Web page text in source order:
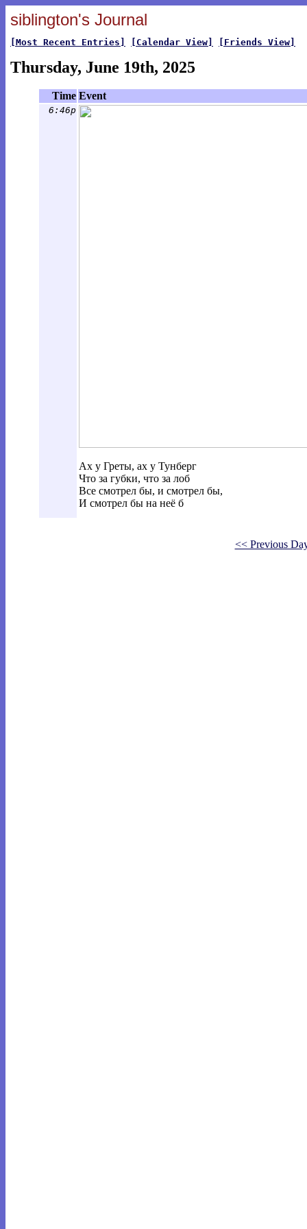
siblington's Journal
[Most Recent Entries] [Calendar View] [Friends View]
Thursday, June 19th, 2025
Time Event
6:46p
Ах у Греты, ах у Тунберг
Что за губки, что за лоб
Все смотрел бы, и смотрел бы,
И смотрел бы на неё б
<< Previous